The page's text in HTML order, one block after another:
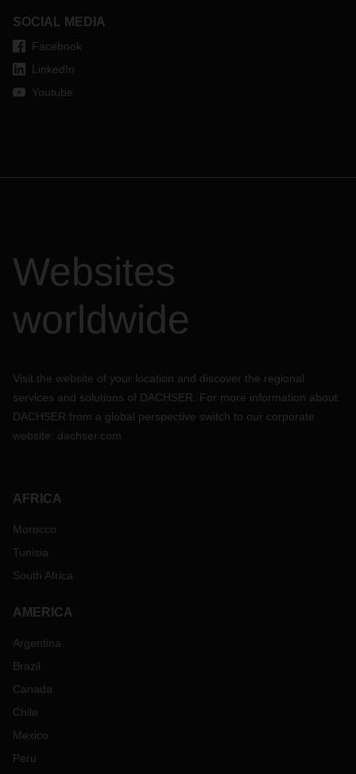
SOCIAL MEDIA
Facebook
LinkedIn
Youtube
Websites
worldwide
Visit the website of your location and discover the regional
services and solutions of DACHSER. For more information about
DACHSER from a global perspective switch to our corporate
website: dachser.com
AFRICA
Morocco
Tunisia
South Africa
AMERICA
Argentina
Brazil
Canada
Chile
Mexico
Peru